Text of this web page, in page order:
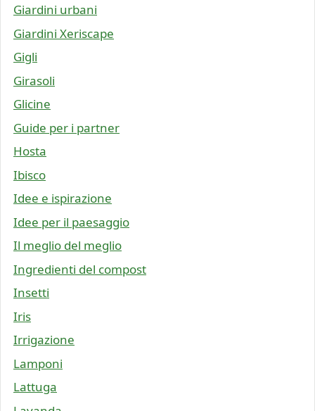
Giardini urbani
Giardini Xeriscape
Gigli
Girasoli
Glicine
Guide per i partner
Hosta
Ibisco
Idee e ispirazione
Idee per il paesaggio
Il meglio del meglio
Ingredienti del compost
Insetti
Iris
Irrigazione
Lamponi
Lattuga